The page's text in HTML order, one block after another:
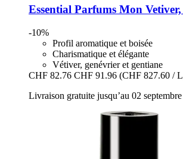
Essential Parfums Mon
-10%
Profil aromatique et boisée
Charismatique et élégante
Vétiver, genévrier et gentiane
CHF 82.76 CHF 91.96 (CHF 827.60 /
Livraison gratuite jusqu’au 02 septembre